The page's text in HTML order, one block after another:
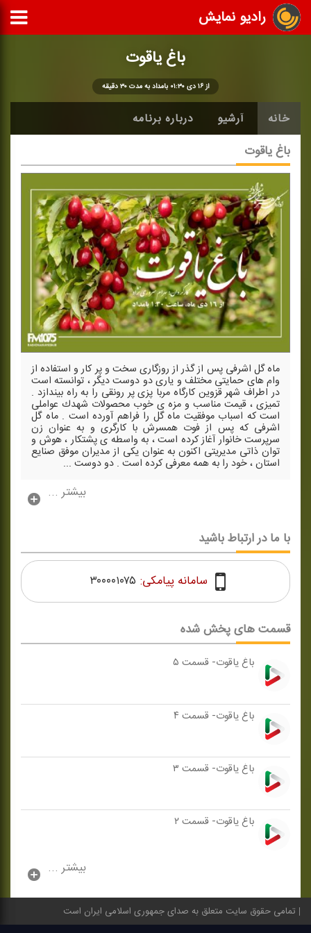
رادیو نمایش
باغ یاقوت
از ۱۶ دی ۰۱:۳۰ بامداد به مدت ۳۰ دقیقه
خانه آرشیو درباره برنامه
باغ یاقوت
ماه گل اشرفی پس از گذر از روزگاری سخت و پر كار و استفاده از
وام های حمایتی مختلف و یاری دو دوست دیگر ، توانسته است
در اطراف شهر قزوین كارگاه مربا پزی پر رونقی را به راه بیندازد .
تمیزی ، قیمت مناسب و مزه ی خوب محصولات شهدك عواملی
است كه اسباب موفقیت ماه گل را فراهم آورده است . ماه گل
اشرفی كه پس از فوت همسرش با كارگری و به عنوان زن
سرپرست خانوار آغاز كرده است ، به واسطه ی پشتكار ، هوش و
توان ذاتی مدیریتی اكنون به عنوان یكی از مدیران موفق صنایع
استان ، خود را به همه معرفی كرده است . دو دوست ...
بیشتر ...
قسمت های پخش شده
باغ یاقوت- قسمت ۵
باغ یاقوت- قسمت ۴
باغ یاقوت- قسمت ۳
باغ یاقوت- قسمت ۲
بیشتر ...
با ما در ارتباط باشید
سامانه پیامکی: ۳۰۰۰۰۱۰۷۵
تمامی حقوق سایت متعلق به صدای جمهوری اسلامی ایران است